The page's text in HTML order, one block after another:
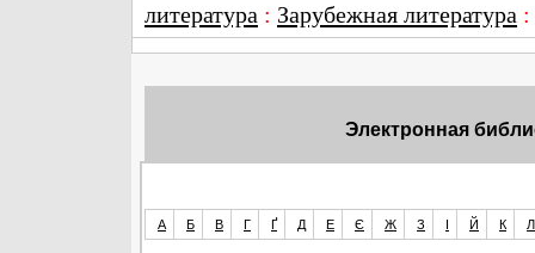
литература : Зарубежная литература
Электронная
А Б В Г Ґ Д Е Є Ж З І Й К Л